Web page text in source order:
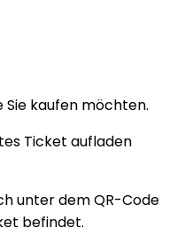
Sie kaufen möchten.
Ticket aufladen
unter dem QR-Code
befindet.